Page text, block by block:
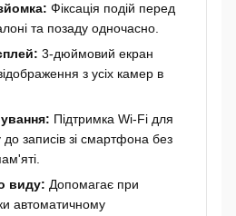
Фіксація подій перед
та позаду одночасно.
3-дюймовий екран
з усіх камер в
Підтримка Wi-Fi для
записів зі смартфона без
виду: Допомагає при
автоматичному